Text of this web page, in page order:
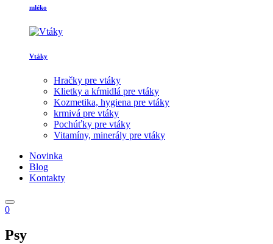
mléko
Vtáky
Hračky pre vtáky
Klietky a kŕmidlá pre vtáky
Kozmetika, hygiena pre vtáky
krmivá pre vtáky
Pochúťky pre vtáky
Vitamíny, minerály pre vtáky
Novinka
Blog
Kontakty
0
Psy